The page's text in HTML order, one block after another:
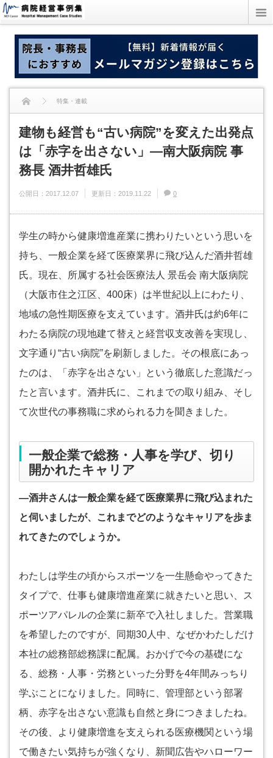
特集・連載
建物も経営も“古い病院”を変えた出発点は「赤字を出さない」―南大阪病院 事務
長 酒井哲雄氏
建物も経営も“古い病院”を変えた出発点
は「赤字を出さない」―南大阪病院 事
務長 酒井哲雄氏
公開日： 2017.12.07 更新日： 2019.11.22 0
学生の時から健康増進産業に携わりたいという思いを
持ち、一般企業を経て医療業界に飛び込んだ酒井哲雄
氏。現在、所属する社会医療法人 景岳会 南大阪病院
（大阪市住之江区、400床）は半世紀以上にわたり、
地域の急性期医療を支えています。酒井氏は約6年に
わたる病院の現地建て替えと経営収支改善を実現し、
文字通り“古い病院”を刷新しました。その根底にあっ
たのは、「赤字を出さない」という徹底した意識だっ
たと言います。酒井氏に、これまでの取り組み、そし
て次世代の事務職に求められる力を聞きました。
一般企業で総務・人事を学び、切り
開かれたキャリア
―酒井さんは一般企業を経て医療業界に飛び込まれた
と伺いましたが、これまでどのようなキャリアを歩ま
れてきたのでしょうか。
わたしは学生の頃からスポーツを一生懸命やってきた
タイプで、仕事も健康増進産業に就きたいと思い、ス
ポーツアパレルの企業に新卒で入社しました。営業職
を希望したのですが、同期30人中、なぜかわたしだけ
本社の総務部総務課に配属。おかげで今の基礎にな
る、総務・人事・労務といった分野を4年間みっちり
学ぶことになりました。同時に、管理部という部署
柄、赤字を出さない意識も自然と身につきましたね。
その後、より健康増進を支えられる医療機関という場
で働きたい気持ちが強くなり、新聞広告やハローワー